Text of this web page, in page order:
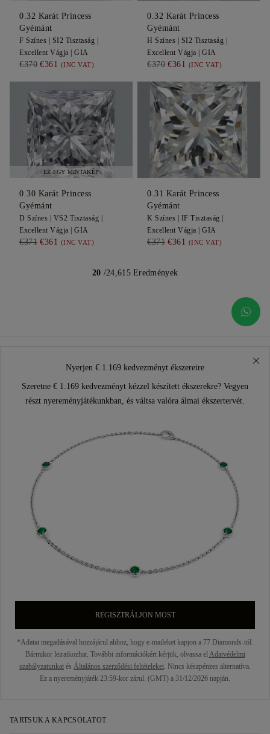
0.32 Karát Princess
Gyémánt
F Színes | SI2 Tisztaság |
Excellent Vágja | GIA
€370 €361 (INC VAT)
0.32 Karát Princess
Gyémánt
H Színes | SI2 Tisztaság |
Excellent Vágja | GIA
€370 €361 (INC VAT)
EZ EGY MINTAKÉP
0.30 Karát Princess
Gyémánt
D Színes | VS2 Tisztaság |
Excellent Vágja | GIA
€371 €361 (INC VAT)
0.31 Karát Princess
Gyémánt
K Színes | IF Tisztaság |
Excellent Vágja | GIA
€371 €361 (INC VAT)
20 /24,615 Eredmények
Nyerjen € 1.169 kedvezményt ékszereire
Szeretne € 1.169 kedvezményt kézzel készített ékszerekre? Vegyen
részt nyereményjátékunkban, és váltsa valóra álmai ékszertervét.
REGISZTRÁLJON MOST
*Adatai megadásával hozzájárul ahhoz, hogy e-maileket kapjon a 77 Diamonds-tól.
Bármikor leiratkozhat. További információkért kérjük, olvassa el Adatvédelmi
szabályzatunkat és Általános szerződési feltételeket . Nincs készpénzes alternatíva.
Ez a nyereményjáték 23:59-kor zárul. (GMT) a 31/12/2026 napján.
TARTSUK A KAPCSOLATOT